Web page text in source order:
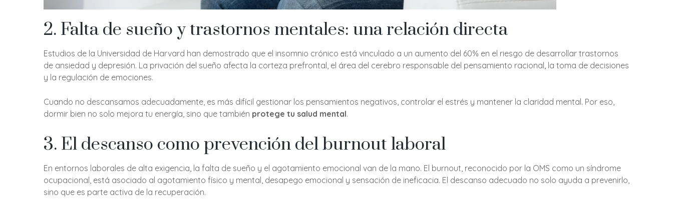
2. Falta de sueño y trastornos mentales: una relación directa
Estudios de la Universidad de Harvard han demostrado que el insomnio crónico está vinculado a un aumento del 60% en el riesgo de desarrollar trastornos
de ansiedad y depresión. La privación del sueño afecta la corteza prefrontal, el área del cerebro responsable del pensamiento racional, la toma de decisiones
y la regulación de emociones.
Cuando no descansamos adecuadamente, es más difícil gestionar los pensamientos negativos, controlar el estrés y mantener la claridad mental. Por eso,
dormir bien no solo mejora tu energía, sino que también protege tu salud mental.
3. El descanso como prevención del burnout laboral
En entornos laborales de alta exigencia, la falta de sueño y el agotamiento emocional van de la mano. El burnout, reconocido por la OMS como un síndrome
ocupacional, está asociado al agotamiento físico y mental, desapego emocional y sensación de ineficacia. El descanso adecuado no solo ayuda a prevenirlo,
sino que es parte activa de la recuperación.